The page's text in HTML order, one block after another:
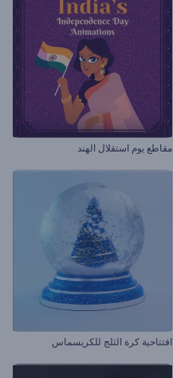
مقاطع يوم استقلال الهند
افتتاحية كرة الثلج للكريسماس